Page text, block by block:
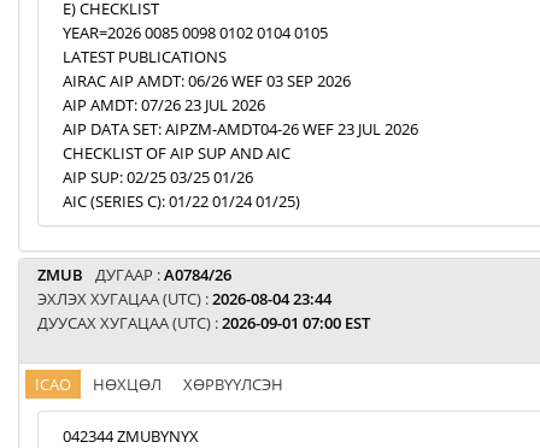
E) CHECKLIST
YEAR=2026 0085 0098 0102 0104 0105
LATEST PUBLICATIONS
AIRAC AIP AMDT: 06/26 WEF 03 SEP 2026
AIP AMDT: 07/26 23 JUL 2026
AIP DATA SET: AIPZM-AMDT04-26 WEF 23 JUL 2026
CHECKLIST OF AIP SUP AND AIC
AIP SUP: 02/25 03/25 01/26
AIC (SERIES C): 01/22 01/24 01/25)
ZMUB ДУГААР :A0784/26
ЭХЛЭХ ХУГАЦАА (UTC) :2026-08-04 23:44
ДУУСАХ ХУГАЦАА (UTC) :2026-09-01 07:00 EST
ICAO НӨХЦӨЛ ХӨРВҮҮЛСЭН
042344 ZMUBYNYX